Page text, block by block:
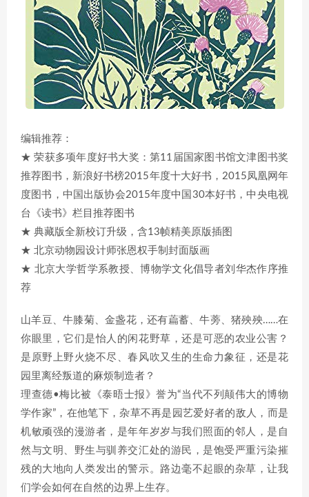
编辑推荐：
★ 荣获多项年度好书大奖：第11届国家图书馆文津图书奖
推荐图书，新浪好书榜2015年度十大好书，2015凤凰网年
度图书，中国出版协会2015年度中国30本好书，中央电视
台《读书》栏目推荐图书
★ 典藏版全新校订升级，含13帧精美原版插图
★ 北京动物园设计师张恩权手制封面版画
★ 北京大学哲学系教授、博物学文化倡导者刘华杰作序推
荐
山羊豆、牛膝菊、金盏花，还有萹蓄、牛蒡、猪殃殃……在
你眼里，它们是怡人的闲花野草，还是可恶的农业公害？
是原野上野火烧不尽、春风吹又生的生命力象征，还是花
园里离经叛道的麻烦制造者？
理查德•梅比被《泰晤士报》誉为“当代不列颠伟大的博物
学作家”，在他笔下，杂草不再是园艺爱好者的敌人，而是
机敏顽强的漫游者，是年年岁岁与我们照面的邻人，是自
然与文明、野生与驯养交汇处的游民，是饱受严重污染摧
残的大地向人类发出的警示。路边毫不起眼的杂草，让我
们学会如何在自然的边界上生存。